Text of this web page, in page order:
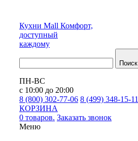
Кухни Mall Комфорт,
доступный
каждому
Поиск
ПН-ВС
с 10:00 до 20:00
8 (800) 302-77-06 8 (499) 348-15-11
КОРЗИНА
0 товаров. Заказать звонок
Меню